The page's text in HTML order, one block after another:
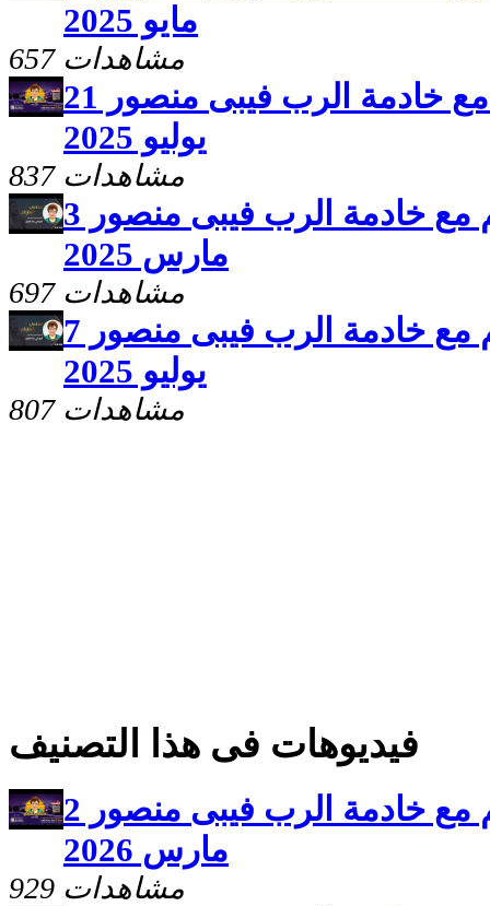
مايو 2025
657 مشاهدات
برنامج سلامى اعطيكم مع خادمة الرب فيبى منصور 21
يوليو 2025
837 مشاهدات
برنامج سلامى اعطيكم مع خادمة الرب فيبى منصور 3
مارس 2025
697 مشاهدات
برنامج سلامى اعطيكم مع خادمة الرب فيبى منصور 7
يوليو 2025
807 مشاهدات
فيديوهات فى هذا التصنيف
برنامج سلامى اعطيكم مع خادمة الرب فيبى منصور 2
مارس 2026
929 مشاهدات